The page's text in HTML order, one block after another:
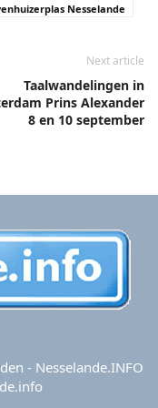
Nesselande
Next article
Taalwandelingen in
Prins Alexander
8 en 10 september
- Nesselande.INFO